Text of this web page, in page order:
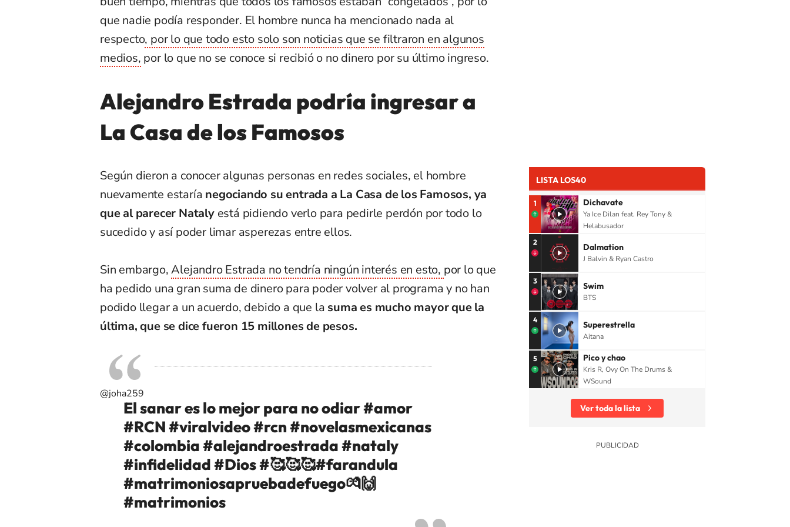
que nadie podía responder. El hombre nunca ha mencionado nada al
respecto, por lo que todo esto solo son noticias que se filtraron en algunos
medios, por lo que no se conoce si recibió o no dinero por su último ingreso.
Alejandro Estrada podría ingresar a
La Casa de los Famosos
Según dieron a conocer algunas personas en redes sociales, el hombre
nuevamente estaría negociando su entrada a La Casa de los Famosos, ya
que al parecer Nataly está pidiendo verlo para pedirle perdón por todo lo
sucedido y así poder limar asperezas entre ellos.
Sin embargo,Alejandro Estrada no tendría ningún interés en esto, por lo que
ha pedido una gran suma de dinero para poder volver al programa y no han
podido llegar a un acuerdo, debido a que la suma es mucho mayor que la
última, que se dice fueron 15 millones de pesos.
@joha259
El sanar es lo mejor para no odiar#amor
#RCN#viralvideo#rcn#novelasmexicanas
#colombia#alejandroestrada#nataly
#infidelidad#Dios#🥰🥰🥰#farandula
#matrimoniosapruebadefuego💏🙌
#matrimonios
LISTA LOS40
1 Dichavate
Ya Ice Dilan feat. Rey Tony &
Helabusador
2 Dalmation
J Balvin & Ryan Castro
3 Swim
BTS
4 Superestrella
Aitana
5 Pico y chao
Kris R, Ovy On The Drums &
WSound
Ver toda la lista